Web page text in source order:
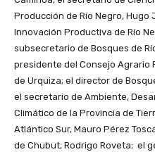
Producción de Río Negro,
Innovación Productiva de Río
subsecretario de Bosques de
presidente del Consejo Agrario
de Urquiza; el director de
el secretario de Ambiente,
Climático de la Provincia de
Atlántico Sur, Mauro Pérez
de Chubut, Rodrigo Roveta; el